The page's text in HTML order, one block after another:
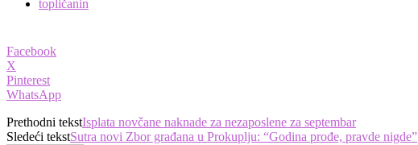
topličanin
Facebook
X
Pinterest
WhatsApp
Prethodni tekstIsplata novčane naknade za nezaposlene za septembar
Sledeći tekstSutra novi Zbor građana u Prokuplju: “Godina prođe, pravde nigde”